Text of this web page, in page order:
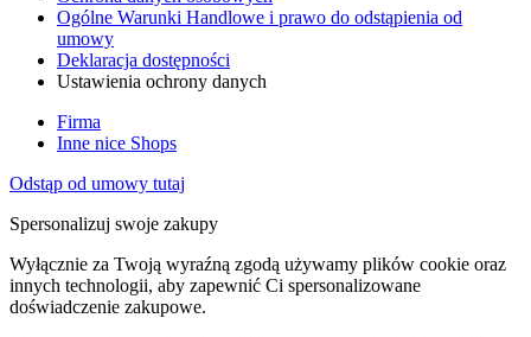
Ogólne Warunki Handlowe i prawo do odstąpienia od
umowy
Deklaracja dostępności
Ustawienia ochrony danych
Firma
Inne nice Shops
Odstąp od umowy tutaj
Spersonalizuj swoje zakupy
Wyłącznie za Twoją wyraźną zgodą używamy plików cookie oraz
innych technologii, aby zapewnić Ci spersonalizowane
doświadczenie zakupowe.